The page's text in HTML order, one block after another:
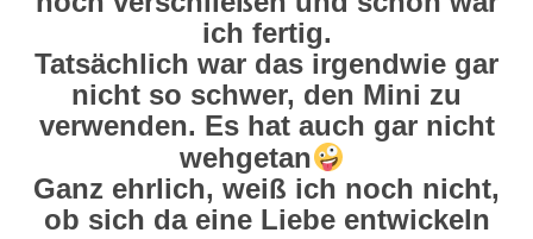
ich fertig.
Tatsächlich war das irgendwie gar
nicht so schwer, den Mini zu
verwenden. Es hat auch gar nicht
wehgetan
Ganz ehrlich, weiß ich noch nicht,
ob sich da eine Liebe entwickeln